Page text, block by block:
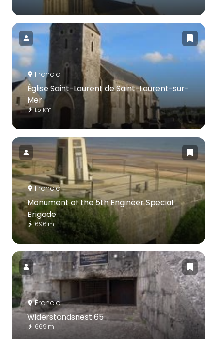
Francia
Église Saint-Laurent de Saint-Laurent-sur-
Mer
1.5 km
Francia
Monument of the 5th Engineer Special
Brigade
696 m
Francia
Widerstandsnest 65
669 m